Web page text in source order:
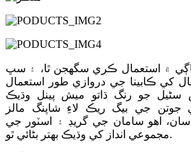
۾ استعمال ڪري سگھجن ٿا، ۽ سڀ
کي ڪابينا جي دروازي طور استعمال
سٹیل جو رنگ ڌاتو ميش پينل وڌيڪ
جوتن جي بيگ ريڪ لاءِ شاپنگ مالز
اهو سامان جي گريڊ ۽ اسٽور جي
مجموعي انداز کي وڌيڪ بهتر بڻائي ٿو.